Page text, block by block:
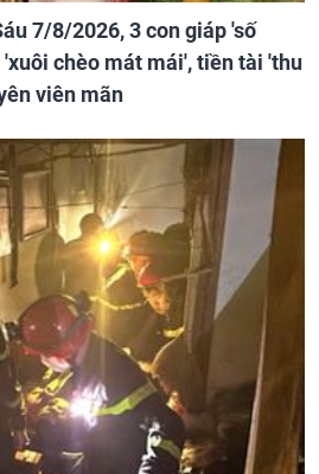
7/8/2026, 3 con giáp 'số
'xuôi chèo mát mái', tiền tài 'thu
viên mãn